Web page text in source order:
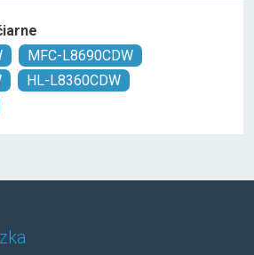
MFC-L8690CDW
HL-L8360CDW